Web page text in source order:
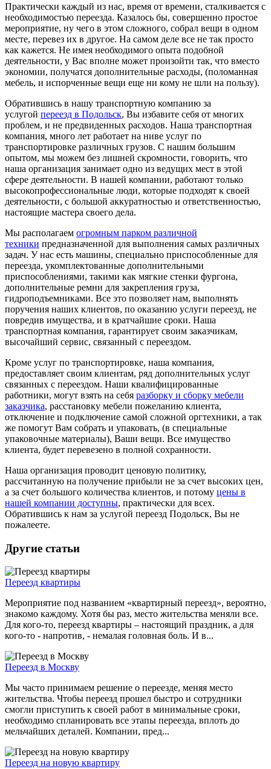
Практически каждый из нас, время от времени, сталкивается с
необходимостью переезда. Казалось бы, совершенно простое
мероприятие, ну чего в этом сложного, собрал вещи в одном
месте, перевез их в другое. На самом деле все не так просто
как кажется. Не имея необходимого опыта подобной
деятельности, у Вас вполне может произойти так, что вместо
экономии, получатся дополнительные расходы, (поломанная
мебель, и испорченные вещи еще ни кому не шли на пользу).
Обратившись в нашу транспортную компанию за
услугой переезд в Подольск, Вы избавите себя от многих
проблем, и не предвиденных расходов. Наша транспортная
компания, много лет работает на ниве услуг по
транспортировке различных грузов. С нашим большим
опытом, мы можем без лишней скромности, говорить, что
наша организация занимает одно из ведущих мест в этой
сфере деятельности. В нашей компании, работают только
высокопрофессиональные люди, которые подходят к своей
деятельности, с большой аккуратностью и ответственностью,
настоящие мастера своего дела.
Мы располагаем огромным парком различной
техники предназначенной для выполнения самых различных
задач. У нас есть машины, специально приспособленные для
переезда, укомплектованные дополнительными
приспособлениями, такими как мягкие стенки фургона,
дополнительные ремни для закрепления груза,
гидроподъемниками. Все это позволяет нам, выполнять
поручения наших клиентов, по оказанию услуги переезд, не
повредив имущества, и в кратчайшие сроки. Наша
транспортная компания, гарантирует своим заказчикам,
высочайший сервис, связанный с переездом.
Кроме услуг по транспортировке, наша компания,
предоставляет своим клиентам, ряд дополнительных услуг
связанных с переездом. Наши квалифицированные
работники, могут взять на себя разборку и сборку мебели
заказчика, расстановку мебели пожеланию клиента,
отключение и подключение самой сложной оргтехники, а так
же помогут Вам собрать и упаковать, (в специальные
упаковочные материалы), Ваши вещи. Все имущество
клиента, будет перевезено в полной сохранности.
Наша организация проводит ценовую политику,
рассчитанную на получение прибыли не за счет высоких цен,
а за счет большого количества клиентов, и потому цены в
нашей компании доступны, практически для всех.
Обратившись к нам за услугой переезд Подольск, Вы не
пожалеете.
Другие статьи
Переезд квартиры
Мероприятие под названием «квартирный переезд», вероятно,
знакомо каждому. Хотя бы раз, место жительства меняли все.
Для кого-то, переезд квартиры – настоящий праздник, а для
кого-то - напротив, - немалая головная боль. И в...
Переезд в Москву
Мы часто принимаем решение о переезде, меняя место
жительства. Чтобы переезд прошел быстро и сотрудники
смогли приступить к своей работ в минимальные сроки,
необходимо спланировать все этапы переезда, вплоть до
мельчайших деталей. Компании, пред...
Переезд на новую квартиру